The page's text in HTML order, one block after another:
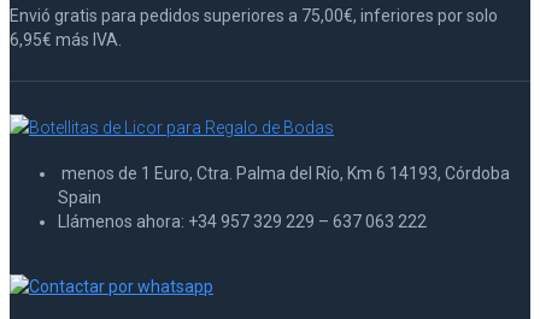
Envió gratis para pedidos superiores a 75,00€, inferiores por solo
6,95€ más IVA.
menos de 1 Euro, Ctra. Palma del Río, Km 6 14193, Córdoba
Spain
Llámenos ahora: +34 957 329 229 – 637 063 222